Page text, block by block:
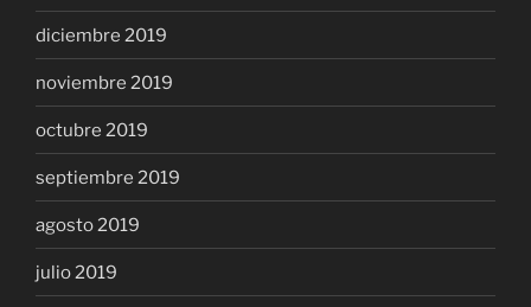
diciembre 2019
noviembre 2019
octubre 2019
septiembre 2019
agosto 2019
julio 2019